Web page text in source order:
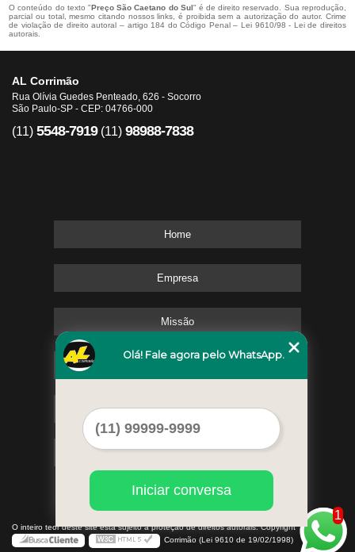
O conteúdo do texto "Preço São Caetano do Sul" é de direito reservado. Sua reprodução,
parcial ou total, mesmo citando nossos links, é proibida sem a autorização do autor. Crime
de violação de direito autoral – artigo 184 do Código Penal – Lei 9610/98 - Lei de direitos
autorais
AL Corrimão
Rua Olívia Guedes Penteado, 626 - Socorro
São Paulo-SP - CEP: 04766-000
(11) 5548-7919 (11) 98988-7838
Home
Empresa
Missão
Contato
Mapa do site
O inteiro teor deste site está sujeito à proteção de direitos autorais. Copyright
AL
Corrimão (Lei 9610 de 19/02/1998)
1
Olá! Fale agora pelo WhatsApp.
Iniciar conversa